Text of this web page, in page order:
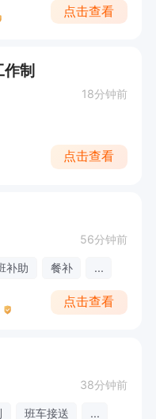
点击查看
作制
18分钟前
点击查看
56分钟前
补助 餐补 ...
点击查看
38分钟前
班车接送 ...